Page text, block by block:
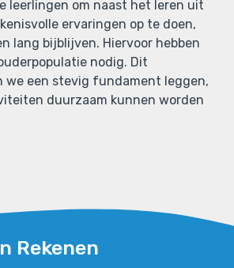
leerlingen om naast het leren uit
ervaringen op te doen,
lang bijblijven. Hiervoor hebben
nodig. Dit
we een stevig fundament leggen,
duurzaam kunnen worden
Rekenen